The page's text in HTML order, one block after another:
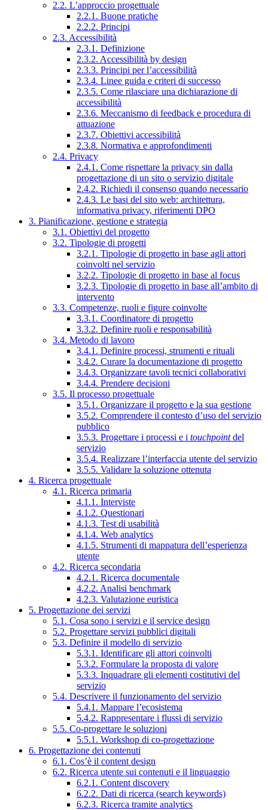
2.2. L’approccio progettuale
2.2.1. Buone pratiche
2.2.2. Principi
2.3. Accessibilità
2.3.1. Definizione
2.3.2. Accessibilità by design
2.3.3. Principi per l’accessibilità
2.3.4. Linee guida e criteri di successo
2.3.5. Come rilasciare una dichiarazione di
accessibilità
2.3.6. Meccanismo di feedback e procedura di
attuazione
2.3.7. Obiettivi accessibilità
2.3.8. Normativa e approfondimenti
2.4. Privacy
2.4.1. Come rispettare la privacy sin dalla
progettazione di un sito o servizio digitale
2.4.2. Richiedi il consenso quando necessario
2.4.3. Le basi del sito web: architettura,
informativa privacy, riferimenti DPO
3. Pianificazione, gestione e strategia
3.1. Obiettivi del progetto
3.2. Tipologie di progetti
3.2.1. Tipologie di progetto in base agli attori
coinvolti nel servizio
3.2.2. Tipologie di progetto in base al focus
3.2.3. Tipologie di progetto in base all’ambito di
intervento
3.3. Competenze, ruoli e figure coinvolte
3.3.1. Coordinatore di progetto
3.3.2. Definire ruoli e responsabilità
3.4. Metodo di lavoro
3.4.1. Definire processi, strumenti e rituali
3.4.2. Curare la documentazione di progetto
3.4.3. Organizzare tavoli tecnici collaborativi
3.4.4. Prendere decisioni
3.5. Il processo progettuale
3.5.1. Organizzare il progetto e la sua gestione
3.5.2. Comprendere il contesto d’uso del servizio
pubblico
3.5.3. Progettare i processi e i touchpointdel
servizio
3.5.4. Realizzare l’interfaccia utente del servizio
3.5.5. Validare la soluzione ottenuta
4. Ricerca progettuale
4.1. Ricerca primaria
4.1.1. Interviste
4.1.2. Questionari
4.1.3. Test di usabilità
4.1.4. Web analytics
4.1.5. Strumenti di mappatura dell’esperienza
utente
4.2. Ricerca secondaria
4.2.1. Ricerca documentale
4.2.2. Analisi benchmark
4.2.3. Valutazione euristica
5. Progettazione dei servizi
5.1. Cosa sono i servizi e il service design
5.2. Progettare servizi pubblici digitali
5.3. Definire il modello di servizio
5.3.1. Identificare gli attori coinvolti
5.3.2. Formulare la proposta di valore
5.3.3. Inquadrare gli elementi costitutivi del
servizio
5.4. Descrivere il funzionamento del servizio
5.4.1. Mappare l’ecosistema
5.4.2. Rappresentare i flussi di servizio
5.5. Co-progettare le soluzioni
5.5.1. Workshop di co-progettazione
6. Progettazione dei contenuti
6.1. Cos’è il content design
6.2. Ricerca utente sui contenuti e il linguaggio
6.2.1. Content discovery
6.2.2. Dati di ricerca (search keywords)
6.2.3. Ricerca tramite analytics